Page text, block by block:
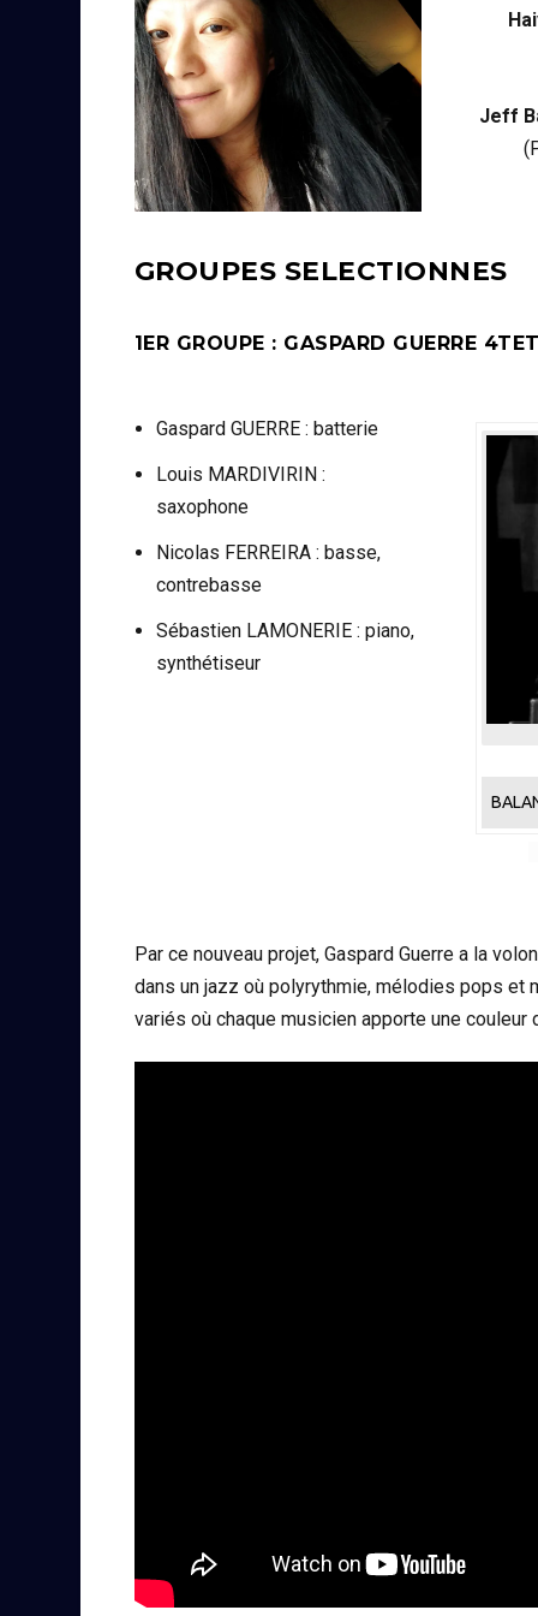
Jeff
GROUPES SELECTIONNES
1ER GROUPE : GASPARD GUERRE
Gaspard GUERRE : batterie
Louis MARDIVIRIN :
saxophone
Nicolas FERREIRA : basse,
contrebasse
Sébastien LAMONERIE : piano,
synthétiseur
Par ce nouveau projet, Gaspard Guerre a la
dans un jazz où polyrythmie, mélodies pops et
variés où chaque musicien apporte une